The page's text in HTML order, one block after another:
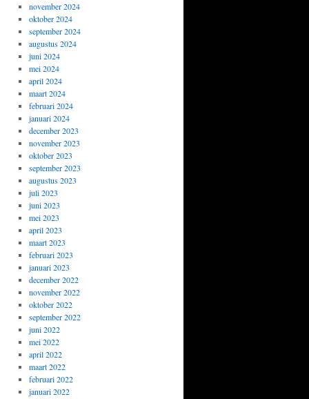
november 2024
oktober 2024
september 2024
augustus 2024
juni 2024
mei 2024
april 2024
maart 2024
februari 2024
januari 2024
december 2023
november 2023
oktober 2023
september 2023
augustus 2023
juli 2023
juni 2023
mei 2023
april 2023
maart 2023
februari 2023
januari 2023
december 2022
november 2022
oktober 2022
september 2022
juni 2022
mei 2022
april 2022
maart 2022
februari 2022
januari 2022